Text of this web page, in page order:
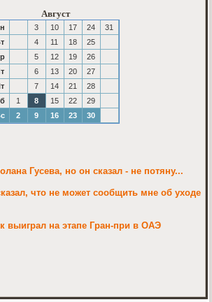
Август
3 10 17 24
31
4 11 18
25
5 12 19
26
6 13 20
27
7 14 21
28
1 8 15 22
29
2 9 16 23 30
Гусева, но он сказал - не потяну...
что не может сообщить мне об уходе
выиграл на этапе Гран-при в ОАЭ